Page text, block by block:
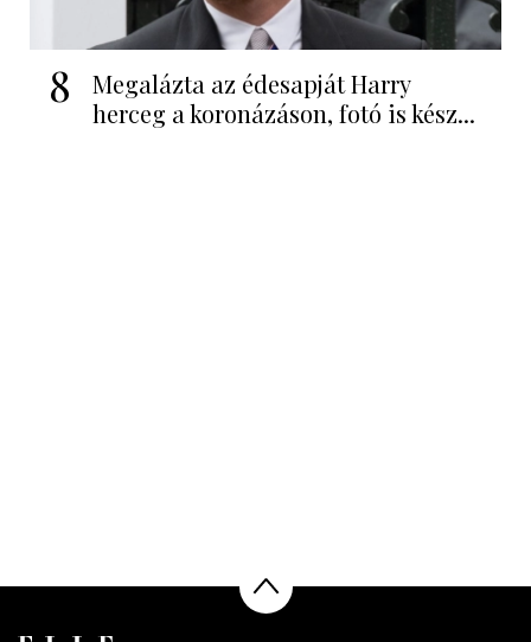
8
Megalázta az édesapját Harry
herceg a koronázáson, fotó is kész...